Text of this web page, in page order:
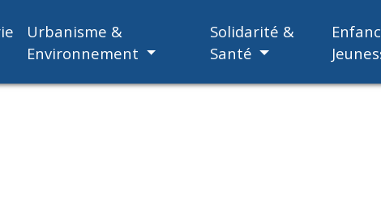
Urbanisme &
Environnement
Solidarité &
Santé